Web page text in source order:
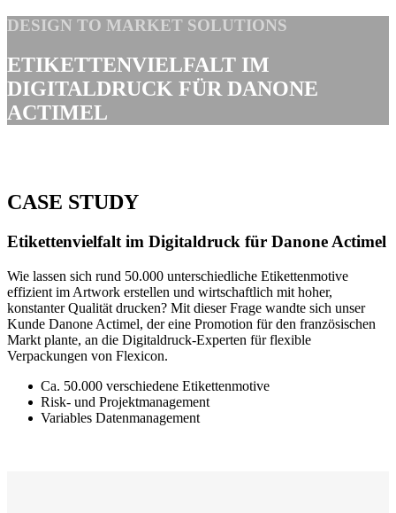
DESIGN TO MARKET SOLUTIONS
ETIKETTENVIELFALT IM
DIGITALDRUCK FÜR DANONE
ACTIMEL
CASE STUDY
Etikettenvielfalt im Digitaldruck für Danone Actimel
Wie lassen sich rund 50.000 unterschiedliche Etikettenmotive
effizient im Artwork erstellen und wirtschaftlich mit hoher,
konstanter Qualität drucken? Mit dieser Frage wandte sich unser
Kunde Danone Actimel, der eine Promotion für den französischen
Markt plante, an die Digitaldruck-Experten für flexible
Verpackungen von Flexicon.
Ca. 50.000 verschiedene Etikettenmotive
Risk- und Projektmanagement
Variables Datenmanagement